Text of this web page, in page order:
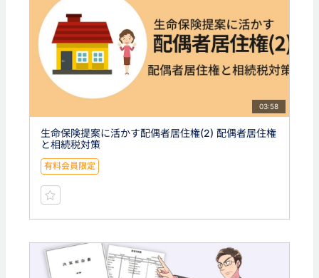
03:58
生命保険提案に活かす配偶者居住権(2) 配偶者居住権
と相続税対策
有料会員限定